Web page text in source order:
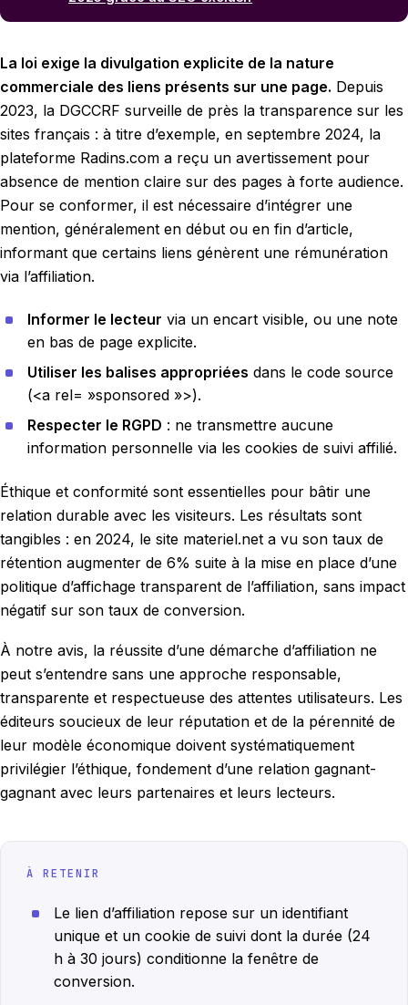
La loi exige la divulgation explicite de la nature
commerciale des liens présents sur une page. Depuis
2023, la DGCCRF surveille de près la transparence sur les
sites français : à titre d’exemple, en septembre 2024, la
plateforme Radins.com a reçu un avertissement pour
absence de mention claire sur des pages à forte audience.
Pour se conformer, il est nécessaire d’intégrer une
mention, généralement en début ou en fin d’article,
informant que certains liens génèrent une rémunération
via l’affiliation.
Informer le lecteur via un encart visible, ou une note
en bas de page explicite.
Utiliser les balises appropriées dans le code source
(<a rel= »sponsored »>).
Respecter le RGPD : ne transmettre aucune
information personnelle via les cookies de suivi affilié.
Éthique et conformité sont essentielles pour bâtir une
relation durable avec les visiteurs. Les résultats sont
tangibles : en 2024, le site materiel.net a vu son taux de
rétention augmenter de 6% suite à la mise en place d’une
politique d’affichage transparent de l’affiliation, sans impact
négatif sur son taux de conversion.
À notre avis, la réussite d’une démarche d’affiliation ne
peut s’entendre sans une approche responsable,
transparente et respectueuse des attentes utilisateurs. Les
éditeurs soucieux de leur réputation et de la pérennité de
leur modèle économique doivent systématiquement
privilégier l’éthique, fondement d’une relation gagnant-
gagnant avec leurs partenaires et leurs lecteurs.
À RETENIR
Le lien d’affiliation repose sur un identifiant
unique et un cookie de suivi dont la durée (24
h à 30 jours) conditionne la fenêtre de
conversion.